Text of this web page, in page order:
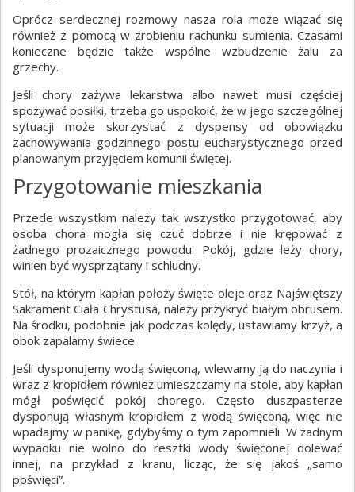
Oprócz serdecznej rozmowy nasza rola może wiązać się
również z pomocą w zrobieniu rachunku sumienia. Czasami
konieczne będzie także wspólne wzbudzenie żalu za
grzechy.
Jeśli chory zażywa lekarstwa albo nawet musi częściej
spożywać posiłki, trzeba go uspokoić, że w jego szczególnej
sytuacji może skorzystać z dyspensy od obowiązku
zachowywania godzinnego postu eucharystycznego przed
planowanym przyjęciem komunii świętej.
Przygotowanie mieszkania
Przede wszystkim należy tak wszystko przygotować, aby
osoba chora mogła się czuć dobrze i nie krępować z
żadnego prozaicznego powodu. Pokój, gdzie leży chory,
winien być wysprzątany i schludny.
Stół, na którym kapłan położy święte oleje oraz Najświętszy
Sakrament Ciała Chrystusa, należy przykryć białym obrusem.
Na środku, podobnie jak podczas kolędy, ustawiamy krzyż, a
obok zapalamy świece.
Jeśli dysponujemy wodą święconą, wlewamy ją do naczynia i
wraz z kropidłem również umieszczamy na stole, aby kapłan
mógł poświęcić pokój chorego. Często duszpasterze
dysponują własnym kropidłem z wodą święconą, więc nie
wpadajmy w panikę, gdybyśmy o tym zapomnieli. W żadnym
wypadku nie wolno do resztki wody święconej dolewać
innej, na przykład z kranu, licząc, że się jakoś „samo
poświęci”.